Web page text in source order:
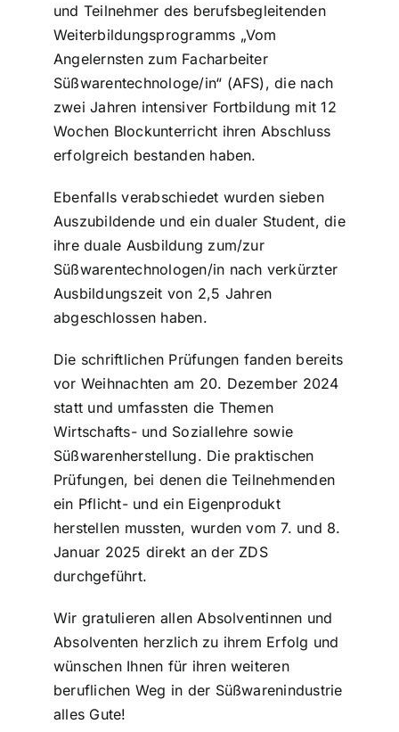
Kontakt
und Teilnehmer des berufsbegleitenden
Weiterbildungsprogramms „Vom
Angelernsten zum Facharbeiter
Süßwarentechnologe/in“ (AFS), die nach
zwei Jahren intensiver Fortbildung mit 12
Wochen Blockunterricht ihren Abschluss
erfolgreich bestanden haben.
Ebenfalls verabschiedet wurden sieben
Auszubildende und ein dualer Student, die
ihre duale Ausbildung zum/zur
Süßwarentechnologen/in nach verkürzter
Ausbildungszeit von 2,5 Jahren
abgeschlossen haben.
Die schriftlichen Prüfungen fanden bereits
vor Weihnachten am 20. Dezember 2024
statt und umfassten die Themen
Wirtschafts- und Soziallehre sowie
Süßwarenherstellung. Die praktischen
Prüfungen, bei denen die Teilnehmenden
ein Pflicht- und ein Eigenprodukt
herstellen mussten, wurden vom 7. und 8.
Januar 2025 direkt an der ZDS
durchgeführt.
Wir gratulieren allen Absolventinnen und
Absolventen herzlich zu ihrem Erfolg und
wünschen Ihnen für ihren weiteren
beruflichen Weg in der Süßwarenindustrie
alles Gute!